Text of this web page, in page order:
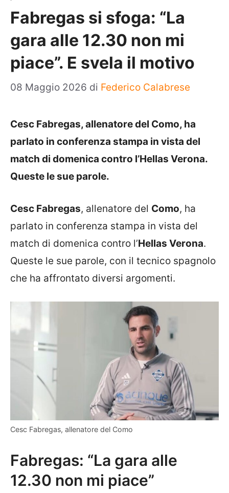
Fabregas si sfoga: “La
gara alle 12.30 non mi
piace”. E svela il motivo
08 Maggio 2026 di Federico Calabrese
Cesc Fabregas, allenatore del Como, ha
parlato in conferenza stampa in vista del
match di domenica contro l’Hellas Verona.
Queste le sue parole.
Cesc Fabregas, allenatore del Como, ha
parlato in conferenza stampa in vista del
match di domenica contro l’Hellas Verona.
Queste le sue parole, con il tecnico spagnolo
che ha affrontato diversi argomenti.
Cesc Fabregas, allenatore del Como
Fabregas: “La gara alle
12.30 non mi piace”